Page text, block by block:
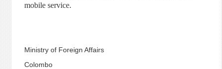
mobile service.
Ministry of Foreign Affairs
Colombo